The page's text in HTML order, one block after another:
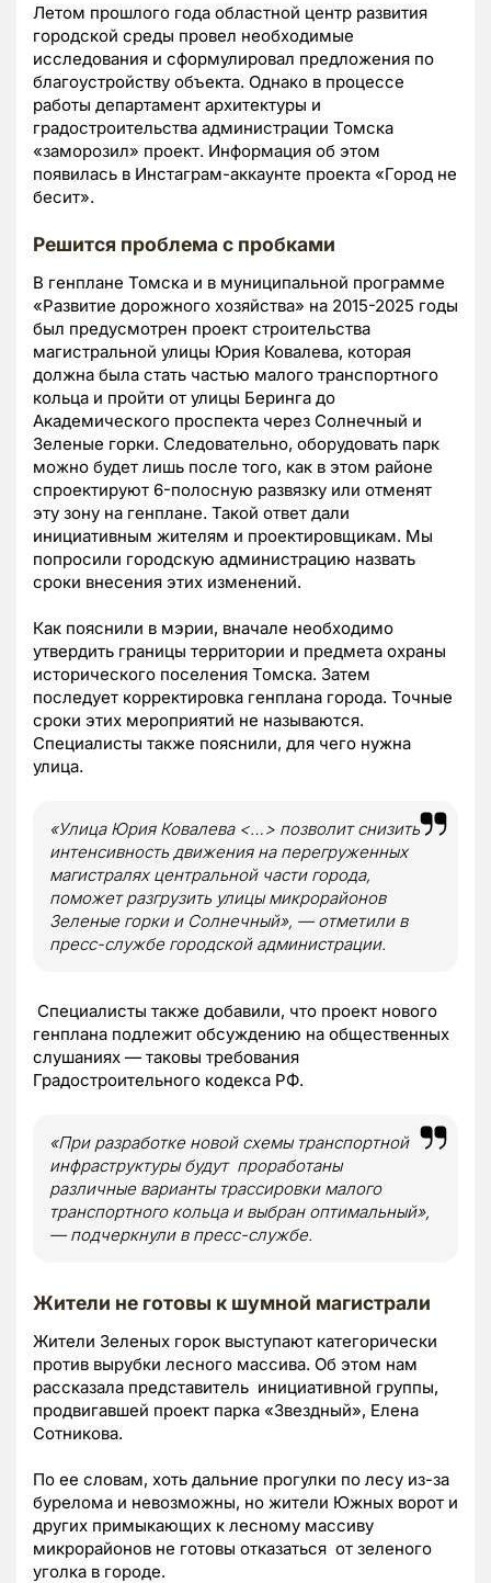
Летом прошлого года областной центр развития
городской среды провел необходимые
исследования и сформулировал предложения по
благоустройству объекта. Однако в процессе
работы департамент архитектуры и
градостроительства администрации Томска
«заморозил» проект. Информация об этом
появилась в Инстаграм-аккаунте проекта «Город не
бесит».
Решится проблема с пробками
В генплане Томска и в муниципальной программе
«Развитие дорожного хозяйства» на 2015-2025 годы
был предусмотрен проект строительства
магистральной улицы Юрия Ковалева, которая
должна была стать частью малого транспортного
кольца и пройти от улицы Беринга до
Академического проспекта через Солнечный и
Зеленые горки. Следовательно, оборудовать парк
можно будет лишь после того, как в этом районе
спроектируют 6-полосную развязку или отменят
эту зону на генплане. Такой ответ дали
инициативным жителям и проектировщикам. Мы
попросили городскую администрацию назвать
сроки внесения этих изменений.
Как пояснили в мэрии, вначале необходимо
утвердить границы территории и предмета охраны
исторического поселения Томска. Затем
последует корректировка генплана города. Точные
сроки этих мероприятий не называются.
Специалисты также пояснили, для чего нужна
улица.
«Улица Юрия Ковалева <…> позволит снизить
интенсивность движения на перегруженных
магистралях центральной части города,
поможет разгрузить улицы микрорайонов
Зеленые горки и Солнечный», — отметили в
пресс-службе городской администрации.
Специалисты также добавили, что проект нового
генплана подлежит обсуждению на общественных
слушаниях — таковы требования
Градостроительного кодекса РФ.
«При разработке новой схемы транспортной
инфраструктуры будут проработаны
различные варианты трассировки малого
транспортного кольца и выбран оптимальный»,
— подчеркнули в пресс-службе.
Жители не готовы к шумной магистрали
Жители Зеленых горок выступают категорически
против вырубки лесного массива. Об этом нам
рассказала представитель инициативной группы,
продвигавшей проект парка «Звездный», Елена
Сотникова.
По ее словам, хоть дальние прогулки по лесу из-за
бурелома и невозможны, но жители Южных ворот и
других примыкающих к лесному массиву
микрорайонов не готовы отказаться от зеленого
уголка в городе.